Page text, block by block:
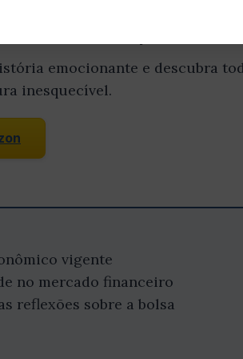
emocionante e descubra
inesquecível.
vigente
no mercado financeiro
reflexões sobre a bolsa